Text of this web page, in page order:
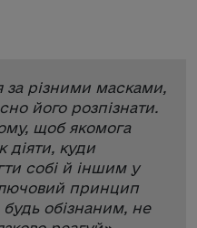
за різними масками,
його розпізнати.
щоб якомога
діяти, куди
собі й іншим у
принцип
обізнаним, не